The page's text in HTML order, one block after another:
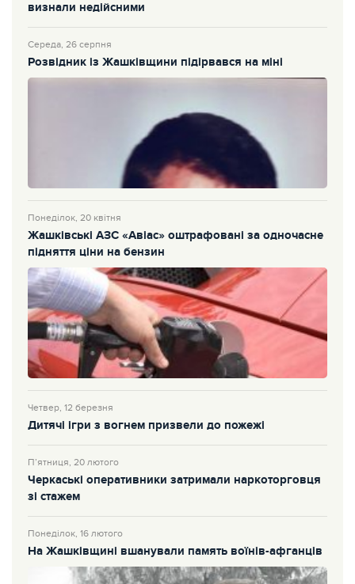
визнали недійсними
Середа, 26 серпня
Розвідник із Жашківщини підірвався на міні
Понеділок, 20 квітня
Жашківські АЗС «Авіас» оштрафовані за одночасне
підняття ціни на бензин
Четвер, 12 березня
Дитячі ігри з вогнем призвели до пожежі
П’ятниця, 20 лютого
Черкаські оперативники затримали наркоторговця
зі стажем
Понеділок, 16 лютого
На Жашківщині вшанували память воїнів-афганців